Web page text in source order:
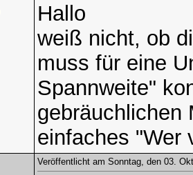
Hallo
weiß nicht, ob
muss für eine
Spannweite"
gebräuchlichen
einfaches "Wer
Veröffentlicht am Sonntag, den 03.